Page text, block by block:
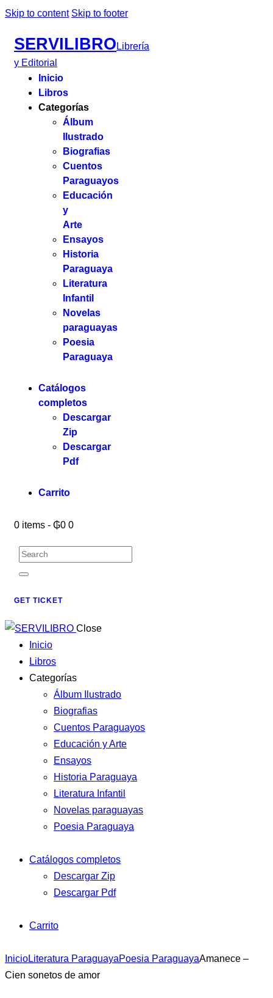
Skip to content Skip to footer
SERVILIBRO Librería
y Editorial
Inicio
Libros
Categorías
Álbum
Ilustrado
Biografias
Cuentos
Paraguayos
Educación
y
Arte
Ensayos
Historia
Paraguaya
Literatura
Infantil
Novelas
paraguayas
Poesia
Paraguaya
Catálogos
completos
Descargar
Zip
Descargar
Pdf
Carrito
0 items - ₲0 0
GET TICKET
Close
Inicio
Libros
Categorías
Álbum Ilustrado
Biografias
Cuentos Paraguayos
Educación y Arte
Ensayos
Historia Paraguaya
Literatura Infantil
Novelas paraguayas
Poesia Paraguaya
Catálogos completos
Descargar Zip
Descargar Pdf
Carrito
InicioLiteratura ParaguayaPoesia ParaguayaAmanece –
Cien sonetos de amor